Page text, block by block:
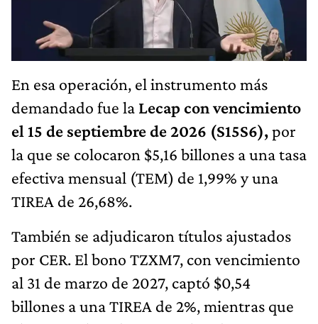
En esa operación, el instrumento más
demandado fue la Lecap con vencimiento
el 15 de septiembre de 2026 (S15S6),por
la que se colocaron $5,16 billones a una tasa
efectiva mensual (TEM) de 1,99% y una
TIREA de 26,68%.
También se adjudicaron títulos ajustados
por CER. El bono TZXM7, con vencimiento
al 31 de marzo de 2027, captó $0,54
billones a una TIREA de 2%, mientras que